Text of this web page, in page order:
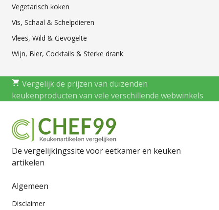
Vegetarisch koken
Vis, Schaal & Schelpdieren
Vlees, Wild & Gevogelte
Wijn, Bier, Cocktails & Sterke drank
Vergelijk de prijzen van duizenden
keukenproducten van vele verschillende webwinkels
De vergelijkingssite voor eetkamer en keuken
artikelen
Algemeen
Disclaimer